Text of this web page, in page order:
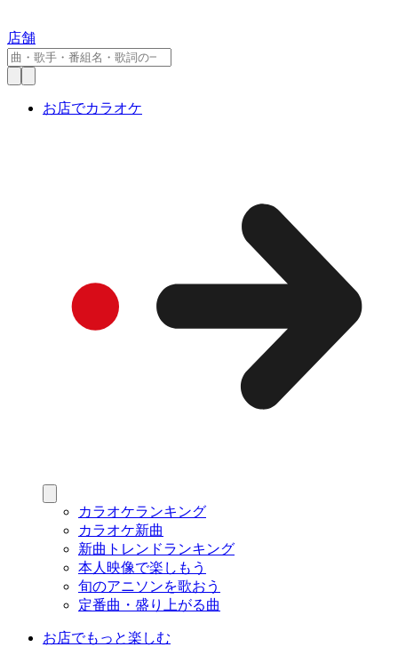
店舗
お店でカラオケ
カラオケランキング
カラオケ新曲
新曲トレンドランキング
本人映像で楽しもう
旬のアニソンを歌おう
定番曲・盛り上がる曲
お店でもっと楽しむ